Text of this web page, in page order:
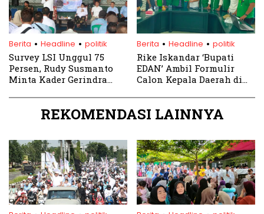
Berita . Headline . politik
Survey LSI Unggul 75
Persen, Rudy Susmanto
Minta Kader Gerindra
Berita . Headline . politik
Rike Iskandar ‘Bupati
EDAN’ Ambil Formulir
Calon Kepala Daerah di
REKOMENDASI LAINNYA